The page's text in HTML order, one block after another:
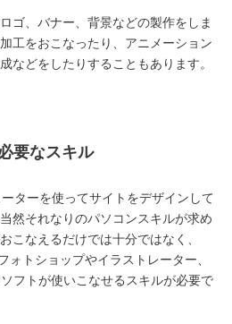
ゴ、バナー、背景などの製作をしま
工をおこなったり、アニメーション
などをしたりすることもあります。
要なスキル
ターを使ってサイトをデザインして
然それなりのパソコンスキルが求め
こなえるだけでは十分ではなく、
ォトショップやイラストレーター、
フトが使いこなせるスキルが必要で